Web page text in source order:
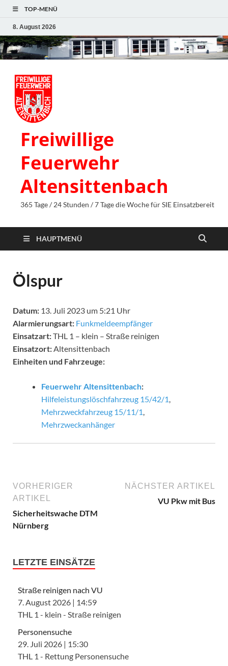
TOP-MENÜ
8. August 2026
Freiwillige
Feuerwehr
Altensittenbach
365 Tage / 24 Stunden / 7 Tage die Woche für SIE Einsatzbereit
HAUPTMENÜ
Ölspur
Datum: 13. Juli 2023 um 5:21 Uhr
Alarmierungsart: Funkmeldeempfänger
Einsatzart:THL 1 – klein – Straße reinigen
Einsatzort:Altensittenbach
Einheiten und Fahrzeuge:
Feuerwehr Altensittenbach:
Hilfeleistungslöschfahrzeug 15/42/1,
Mehrzweckfahrzeug 15/11/1,
Mehrzweckanhänger
VORHERIGER
ARTIKEL
Sicherheitswache DTM
Nürnberg
NÄCHSTER ARTIKEL
VU Pkw mit Bus
LETZTE EINSÄTZE
Straße reinigen nach VU
7. August 2026 | 14:59
THL 1 - klein - Straße reinigen
Personensuche
29. Juli 2026 | 15:30
THL 1 - Rettung Personensuche